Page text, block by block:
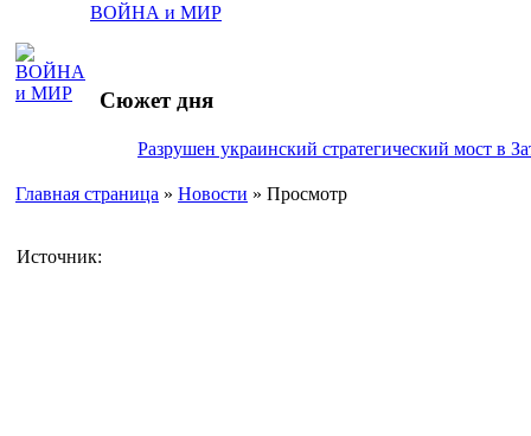
ВОЙНА и МИР
Сюжет дня
Разрушен украинский стратегический мост в
Главная страница » Новости » Просмотр
Источник: